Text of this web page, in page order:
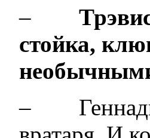
–
стойка,
– Геннадий